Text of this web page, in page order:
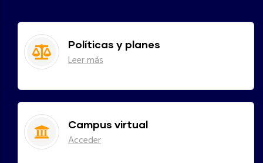
Políticas y planes
Leer más
Campus virtual
Acceder